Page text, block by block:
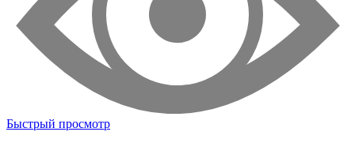
Быстрый просмотр